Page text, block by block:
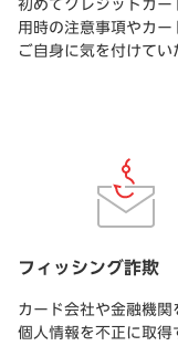
初めてクレジットカー
用時の注意事項やカ
ご自身に気を付けてい
フィッシング詐欺
カード会社や金融機関
個人情報を不正に取得